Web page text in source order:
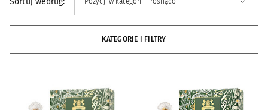
Alexandre.J 33
Ann Gerard
Antonio Alessandria
KATEGORIE I FILTRY